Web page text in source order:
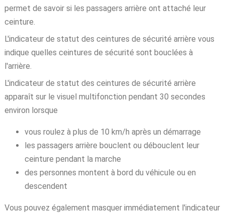
permet de savoir si les passagers arrière ont attaché leur
ceinture.
L'indicateur de statut des ceintures de sécurité arrière vous
indique quelles ceintures de sécurité sont bouclées à
l'arrière.
L'indicateur de statut des ceintures de sécurité arrière
apparaît sur le visuel multifonction pendant 30 secondes
environ lorsque
vous roulez à plus de 10 km/h après un démarrage
les passagers arrière bouclent ou débouclent leur
ceinture pendant la marche
des personnes montent à bord du véhicule ou en
descendent
Vous pouvez également masquer immédiatement l'indicateur